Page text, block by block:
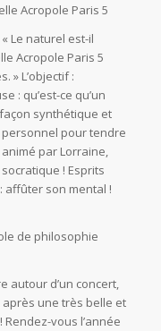
Acropole Paris 5
Le naturel est-il
Acropole Paris 5
» L’objectif :
: qu’est-ce qu’un
synthétique et
pour tendre
par Lorraine,
! Esprits
affûter son mental !
de philosophie
autour d’un concert,
une très belle et
vous l’année